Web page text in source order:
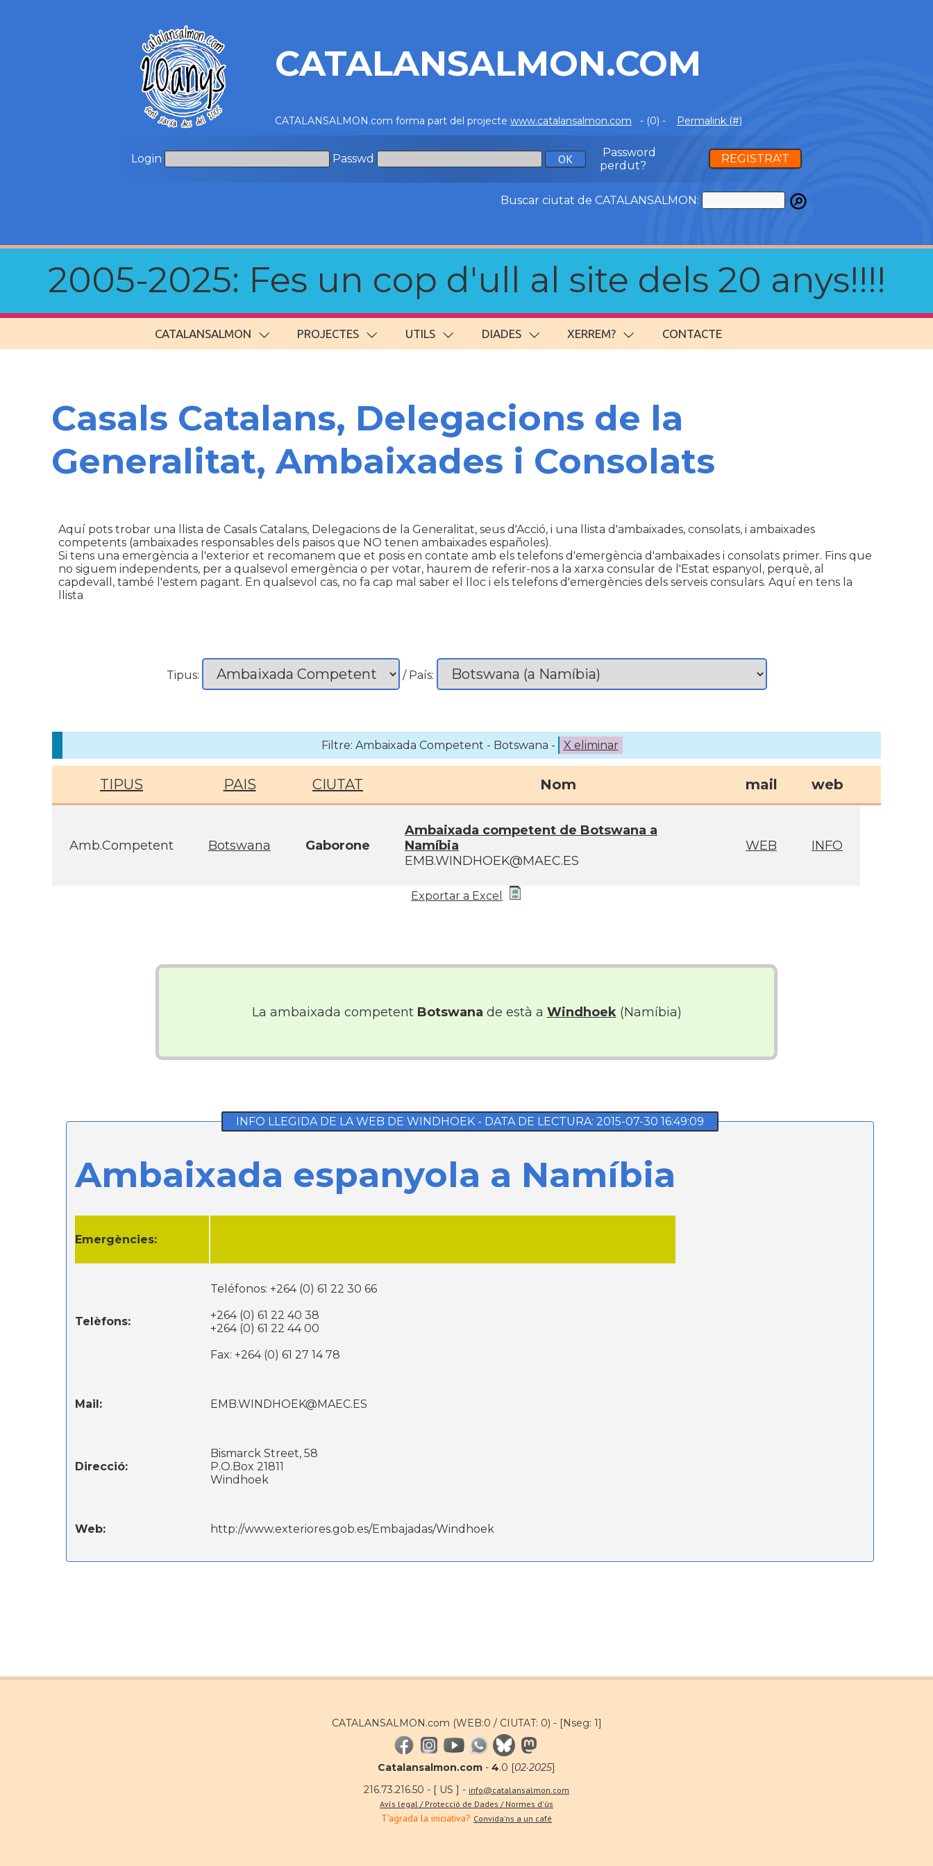
CATALANSALMON.COM
CATALANSALMON.com forma part del projecte www.catalansalmon.com - (0) - Permalink (#)
Login Passwd
Password
perdut?
REGISTRA'T
Buscar ciutat de CATALANSALMON:
2005-2025: Fes un cop d'ull al site dels 20 anys!!!!
CATALANSALMON PROJECTES UTILS DIADES XERREM? CONTACTE
Casals Catalans, Delegacions de la
Generalitat, Ambaixades i Consolats
Aquí pots trobar una llista de Casals Catalans, Delegacions de la Generalitat, seus d'Acció, i una llista d'ambaixades, consolats, i ambaixades
competents (ambaixades responsables dels paisos que NO tenen ambaixades españoles).
Si tens una emergència a l'exterior et recomanem que et posis en contate amb els telefons d'emergència d'ambaixades i consolats primer. Fins que
no siguem independents, per a qualsevol emergència o per votar, haurem de referir-nos a la xarxa consular de l'Estat espanyol, perquè, al
capdevall, també l'estem pagant. En qualsevol cas, no fa cap mal saber el lloc i els telefons d'emergències dels serveis consulars. Aquí en tens la
llista
Tipus: / País:
Filtre: Ambaixada Competent - Botswana - X eliminar
TIPUS PAIS CIUTAT Nom mail web
Amb.Competent Botswana Gaborone
Ambaixada competent de Botswana a
Namíbia
EMB.WINDHOEK@MAEC.ES
WEB INFO
Exportar a Excel
La ambaixada competent Botswana de està a Windhoek(Namíbia)
INFO LLEGIDA DE LA WEB DE WINDHOEK - DATA DE LECTURA: 2015-07-30 16:49:09
Ambaixada espanyola a Namíbia
Emergències:
Telèfons:
Teléfonos: +264 (0) 61 22 30 66
+264 (0) 61 22 40 38
+264 (0) 61 22 44 00
Fax: +264 (0) 61 27 14 78
Mail: EMB.WINDHOEK@MAEC.ES
Direcció:
Bismarck Street, 58
P.O.Box 21811
Windhoek
Web: http://www.exteriores.gob.es/Embajadas/Windhoek
CATALANSALMON.com (WEB:0 / CIUTAT: 0) - [Nseg: 1]
Catalansalmon.com - 4.0 [02·2025]
216.73.216.50 - [ US ] - info@catalansalmon.com
Avís legal / Protecció de Dades / Normes d'ús
T'agrada la iniciativa? Convida'ns a un café